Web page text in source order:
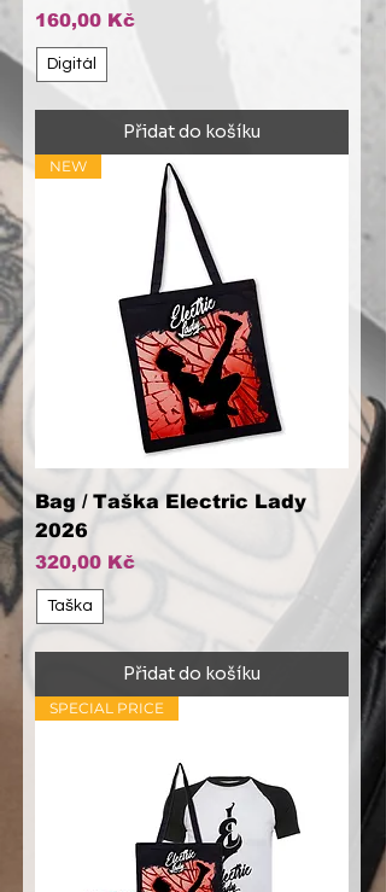
Cena
160,00 Kč
Digitál
Přidat do košíku
NEW
Bag / Taška Electric Lady
2026
Cena
320,00 Kč
Taška
Přidat do košíku
SPECIAL PRICE